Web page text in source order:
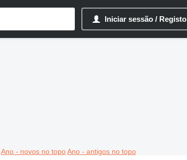
Iniciar sessão / Registo
Ano - novos no topo Ano - antigos no topo